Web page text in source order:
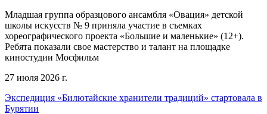
Младшая группа образцового ансамбля «Овация» детской
школы искусств № 9 приняла участие в съемках
хореографического проекта «Большие и маленькие» (12+).
Ребята показали свое мастерство и талант на площадке
киностудии Мосфильм
27 июля 2026 г.
Экспедиция «Билютайские хранители традиций» стартовала в
Бурятии